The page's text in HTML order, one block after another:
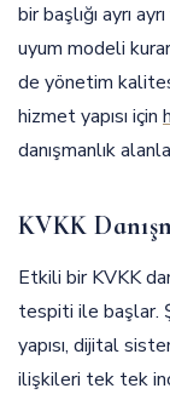
bir başlığı ayrı
uyum modeli
de yönetim
hizmet yapısı için
danışmanlık
KVKK
Etkili bir KVKK
tespiti ile başlar.
yapısı, dijital
ilişkileri tek tek